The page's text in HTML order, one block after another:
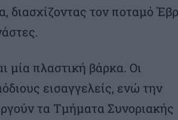
διασχίζοντας τον ποταμό
μία πλαστική βάρκα. Οι
εισαγγελείς, ενώ την
τα Τμήματα Συνοριακής